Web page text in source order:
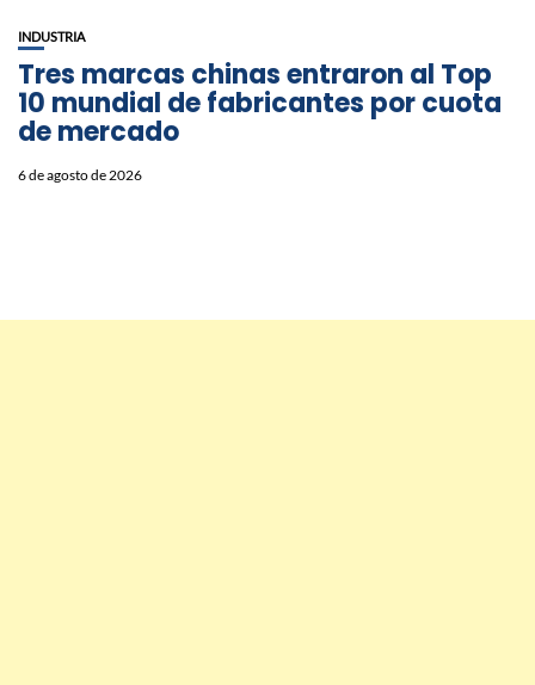
INDUSTRIA
Tres marcas chinas entraron al Top
10 mundial de fabricantes por cuota
de mercado
6 de agosto de 2026